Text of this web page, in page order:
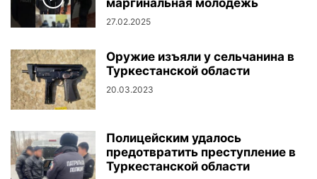
маргинальная молодежь
27.02.2025
Оружие изъяли у сельчанина в
Туркестанской области
20.03.2023
Полицейским удалось
предотвратить преступление в
Туркестанской области